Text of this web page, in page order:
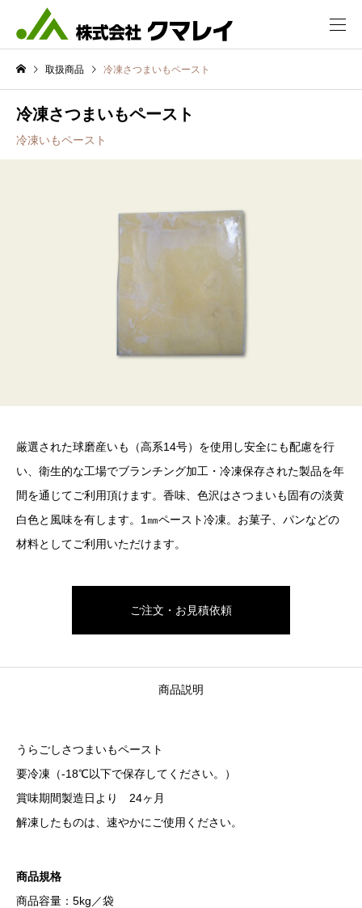
取扱商品 冷凍さつまいもペースト
冷凍さつまいもペースト
冷凍いもペースト
厳選された球磨産いも（高系14号）を使用し安全にも配慮を行
い、衛生的な工場でブランチング加工・冷凍保存された製品を年
間を通じてご利用頂けます。香味、色沢はさつまいも固有の淡黄
白色と風味を有します。1㎜ペースト冷凍。お菓子、パンなどの
材料としてご利用いただけます。
ご注文・お見積依頼
商品説明
うらごしさつまいもペースト
要冷凍（-18℃以下で保存してください。）
賞味期間製造日より 24ヶ月
解凍したものは、速やかにご使用ください。
商品規格
商品容量：5kg／袋